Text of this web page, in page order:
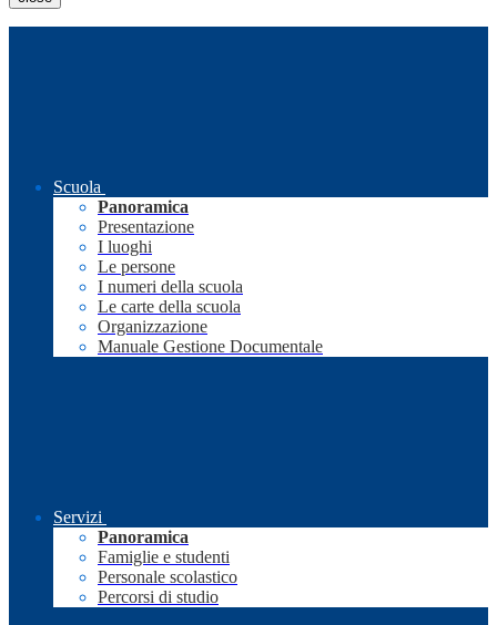
Scuola
Panoramica
Presentazione
I luoghi
Le persone
I numeri della scuola
Le carte della scuola
Organizzazione
Manuale Gestione Documentale
Servizi
Panoramica
Famiglie e studenti
Personale scolastico
Percorsi di studio